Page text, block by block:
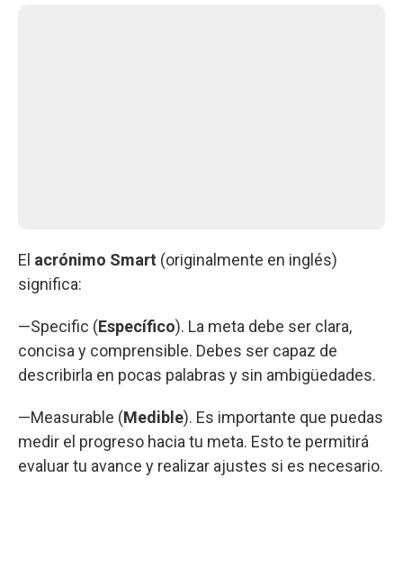
El acrónimo Smart (originalmente en inglés)
significa:
—Specific (Específico). La meta debe ser clara,
concisa y comprensible. Debes ser capaz de
describirla en pocas palabras y sin ambigüedades.
—Measurable (Medible). Es importante que puedas
medir el progreso hacia tu meta. Esto te permitirá
evaluar tu avance y realizar ajustes si es necesario.